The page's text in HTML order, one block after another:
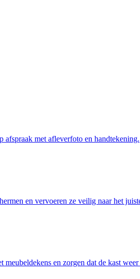
afspraak met afleverfoto en handtekening.
en vervoeren ze veilig naar het
en zorgen dat de kast